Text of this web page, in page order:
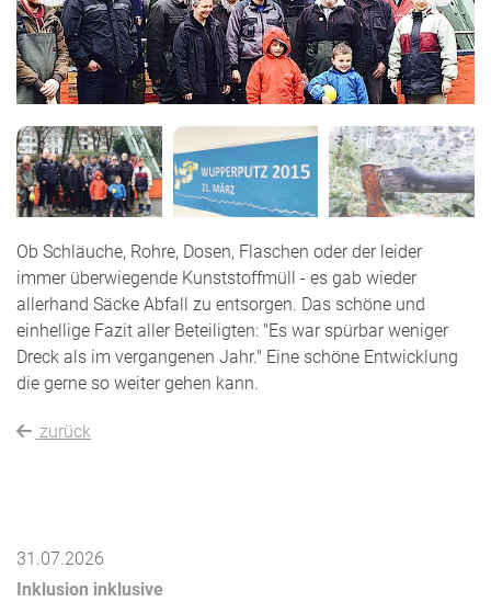
Ob Schläuche, Rohre, Dosen, Flaschen oder der leider
immer überwiegende Kunststoffmüll - es gab wieder
allerhand Säcke Abfall zu entsorgen. Das schöne und
einhellige Fazit aller Beteiligten: "Es war spürbar weniger
Dreck als im vergangenen Jahr." Eine schöne Entwicklung
die gerne so weiter gehen kann.
zurück
31.07.2026
Inklusion inklusive